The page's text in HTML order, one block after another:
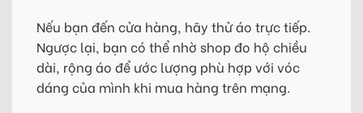
Nếu bạn đến cửa hàng, hãy thử áo trực tiếp.
Ngược lại, bạn có thể nhờ shop đo hộ chiều
dài, rộng áo để ước lượng phù hợp với vóc
dáng của mình khi mua hàng trên mạng.